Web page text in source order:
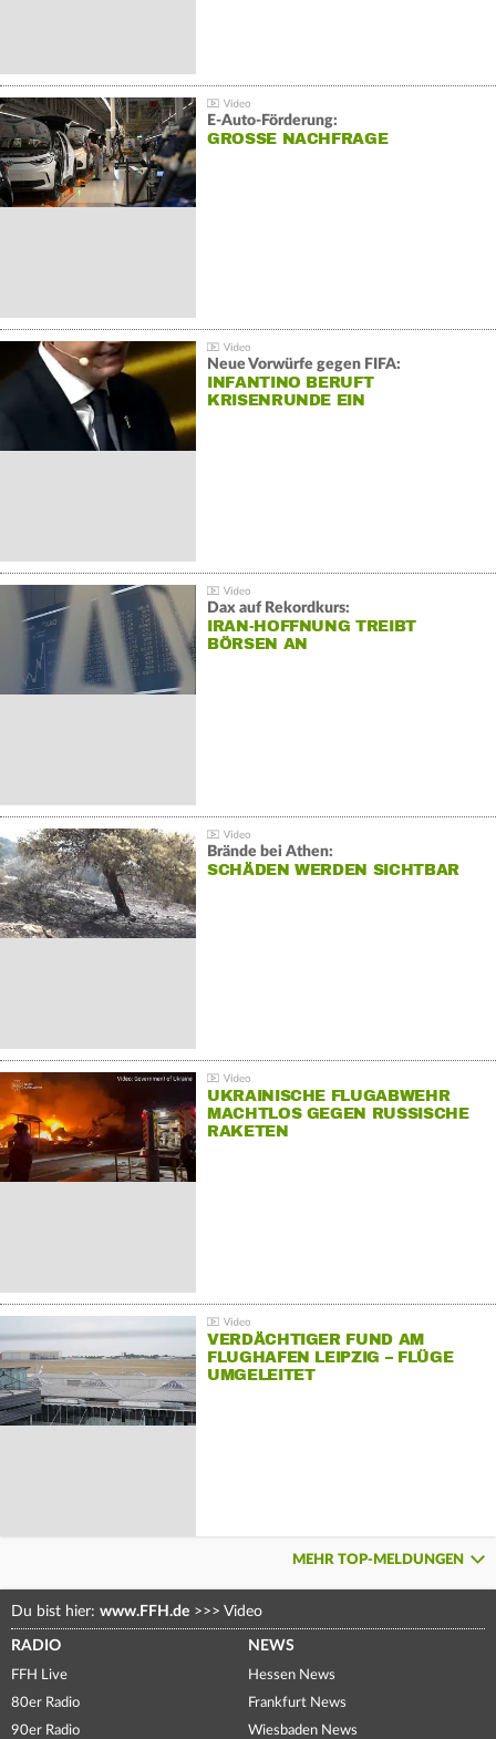
E-Auto-Förderung:
GROSSE NACHFRAGE
Neue Vorwürfe gegen FIFA:
INFANTINO BERUFT
KRISENRUNDE EIN
Dax auf Rekordkurs:
IRAN-HOFFNUNG TREIBT
BÖRSEN AN
Brände bei Athen:
SCHÄDEN WERDEN SICHTBAR
UKRAINISCHE FLUGABWEHR
MACHTLOS GEGEN RUSSISCHE
RAKETEN
VERDÄCHTIGER FUND AM
FLUGHAFEN LEIPZIG – FLÜGE
UMGELEITET
MEHR TOP-MELDUNGEN
Du bist hier: www.FFH.de >>> Video
RADIO
FFH Live
80er Radio
90er Radio
NEWS
Hessen News
Frankfurt News
Wiesbaden News